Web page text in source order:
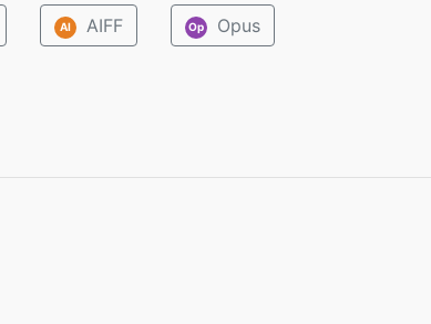
AI AIFF Op Opus